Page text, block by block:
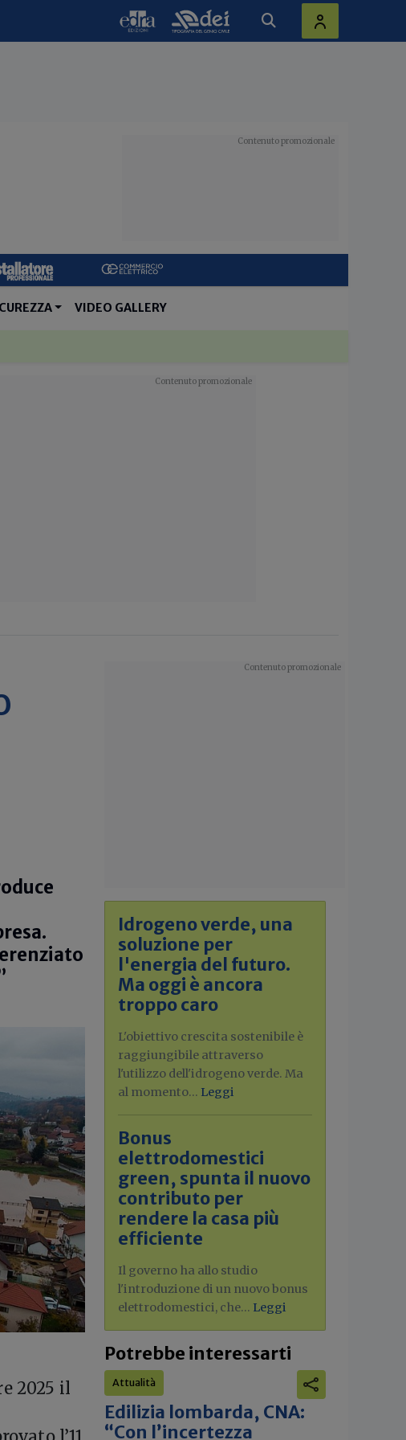
VIDEO GALLERY
2025 il
Idrogeno verde, una
soluzione per
l'energia del futuro.
Ma oggi è ancora
troppo caro
L'obiettivo crescita sostenibile è
raggiungibile attraverso
l'utilizzo dell'idrogeno verde. Ma
al momento... Leggi
Bonus
elettrodomestici
green, spunta il nuovo
contributo per
rendere la casa più
efficiente
Il governo ha allo studio
l'introduzione di un nuovo bonus
elettrodomestici, che... Leggi
Potrebbe interessarti
Attualità
Edilizia lombarda, CNA:
“Con l’incertezza